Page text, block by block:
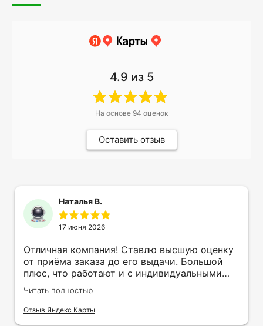
4.9 из 5
На основе 94 оценок
Оставить отзыв
Наталья В.
17 июня 2026
Отличная компания! Ставлю высшую оценку
от приёма заказа до его выдачи. Большой
плюс, что работают и с индивидуальными
заказами. Нелбходимо было нанести принт
на кружку в подарок. Заказ был исполнен
оперативно и ооочень красиво, даже не
Читать полностью
Отзыв Яндекс Карты